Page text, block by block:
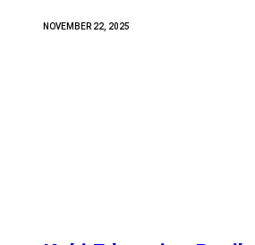
NOVEMBER 22, 2025